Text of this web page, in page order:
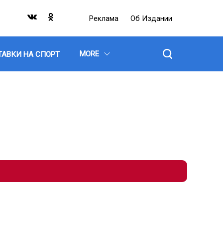
Реклама Об Издании
НА СПОРТ MORE